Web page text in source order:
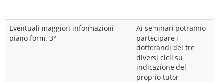
Eventuali maggiori informazioni
piano form. 3°
Ai seminari potranno
partecipare i
dottorandi dei tre
diversi cicli su
indicazione del
proprio tutor